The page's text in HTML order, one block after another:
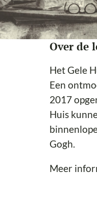
Over de
Het Gele
Een
2017
Huis
Gogh.
Meer